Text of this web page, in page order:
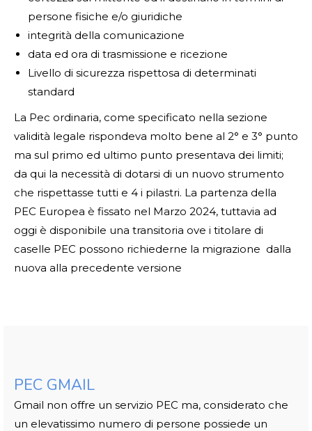
persone fisiche e/o giuridiche
integrità della comunicazione
data ed ora di trasmissione e ricezione
Livello di sicurezza rispettosa di determinati
standard
La Pec ordinaria, come specificato nella sezione
validità legale rispondeva molto bene al 2° e 3° punto
ma sul primo ed ultimo punto presentava dei limiti;
da qui la necessità di dotarsi di un nuovo strumento
che rispettasse tutti e 4 i pilastri. La partenza della
PEC Europea è fissato nel Marzo 2024, tuttavia ad
oggi è disponibile una transitoria ove i titolare di
caselle PEC possono richiederne la migrazione dalla
nuova alla precedente versione
PEC GMAIL
Gmail non offre un servizio PEC ma, considerato che
un elevatissimo numero di persone possiede un